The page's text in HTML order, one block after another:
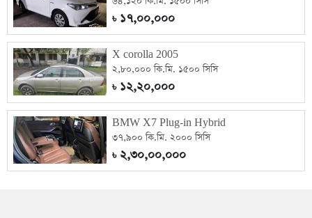
৳১৭,০০,০০০
X corolla 2005
২,৮০,০০০ কি.মি. ১৫০০ সিসি
৳১২,২০,০০০
BMW X7 Plug-in Hybrid
৩৭,৯০০ কি.মি. ২০০০ সিসি
৳২,৩০,০০,০০০